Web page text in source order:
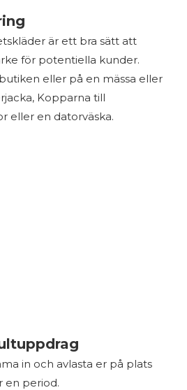
är ett bra sätt att
för potentiella kunder.
eller på en mässa eller
Kopparna till
eller en datorväska.
in och avlasta er på plats
en period.